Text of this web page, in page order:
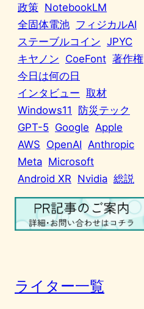
政策 NotebookLM
全固体電池 フィジカルAI
ステーブルコイン JPYC
キヤノン CoeFont 著作権
今日は何の日
インタビュー 取材
Windows11
防災テック
GPT-5 Google Apple
AWS OpenAI Anthropic
Meta Microsoft
Android XR Nvidia 総説
ライター一覧